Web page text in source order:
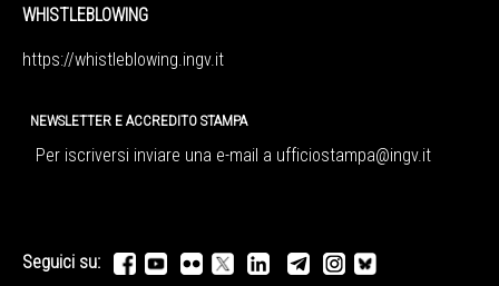
WHISTLEBLOWING
https://whistleblowing.ingv.it
NEWSLETTER E ACCREDITO STAMPA
Per iscriversi inviare una e-mail a ufficiostampa@ingv.it
Seguici su: